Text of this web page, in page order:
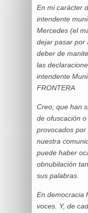
En mi carácter
intendente
Mercedes (el
dejar pasar por
deber de
las
intendente
FRONTERA
Creo, que han
de ofuscación
provocados
nuestra
puede haber
obnubilación
sus palabras.
En democracia
voces. Y, de